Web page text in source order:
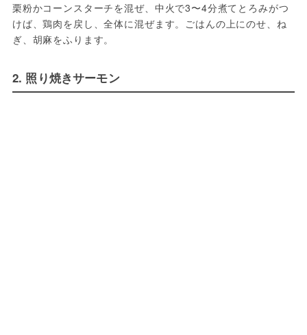
栗粉かコーンスターチを混ぜ、中火で3〜4分煮てとろみがつ
けば、鶏肉を戻し、全体に混ぜます。ごはんの上にのせ、ね
ぎ、胡麻をふります。
2. 照り焼きサーモン